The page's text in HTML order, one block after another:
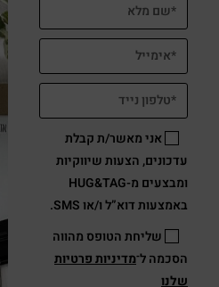
אני מאשר/ת קבלת
עדכונים, הצעות שיווקיות
ומבצעים מ-HUG&TAG
באמצעות דוא”ל ו/או SMS.
שליחת הטופס מהווה
הסכמה ל־מדיניות פרטיות
שלנו